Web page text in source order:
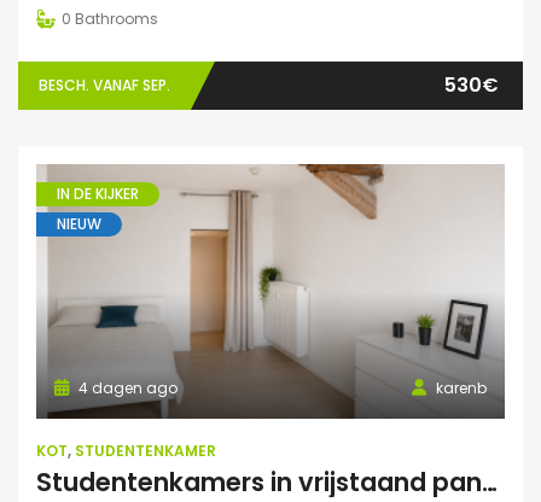
0 Bathrooms
BESCH. VANAF SEP. 530€
IN DE KIJKER
NIEUW
karenb
4 dagen ago
KOT, STUDENTENKAMER
Studentenkamers in vrijstaand pand ‘De Drie Snellen’.